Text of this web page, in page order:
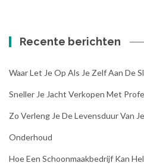
Recente berichten
Waar Let Je Op Als Je Zelf Aan De
Sneller Je Jacht Verkopen Met
Zo Verleng Je De Levensduur Van
Onderhoud
Hoe Een Schoonmaakbedrijf Kan